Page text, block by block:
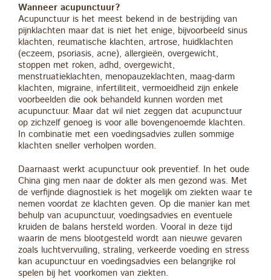
Wanneer acupunctuur?
Acupunctuur is het meest bekend in de bestrijding van
pijnklachten maar dat is niet het enige, bijvoorbeeld sinus
klachten, reumatische klachten, artrose, huidklachten
(eczeem, psoriasis, acne), allergieën, overgewicht,
stoppen met roken, adhd, overgewicht,
menstruatieklachten, menopauzeklachten, maag-darm
klachten, migraine, infertiliteit, vermoeidheid zijn enkele
voorbeelden die ook behandeld kunnen worden met
acupunctuur. Maar dat wil niet zeggen dat acupunctuur
op zichzelf genoeg is voor alle bovengenoemde klachten.
In combinatie met een voedingsadvies zullen sommige
klachten sneller verholpen worden.
Daarnaast werkt acupunctuur ook preventief. In het oude
China ging men naar de dokter als men gezond was. Met
de verfijnde diagnostiek is het mogelijk om ziekten waar te
nemen voordat ze klachten geven. Op die manier kan met
behulp van acupunctuur, voedingsadvies en eventuele
kruiden de balans hersteld worden. Vooral in deze tijd
waarin de mens blootgesteld wordt aan nieuwe gevaren
zoals luchtvervuiling, straling, verkeerde voeding en stress
kan acupunctuur en voedingsadvies een belangrijke rol
spelen bij het voorkomen van ziekten.